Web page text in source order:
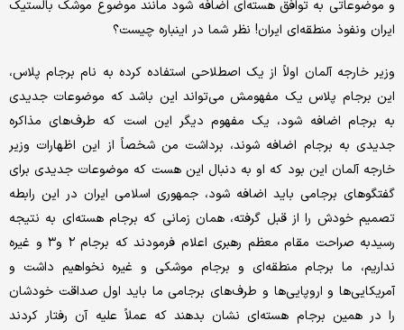
و موضوعاتی به توافق هسته‌ای اضافه شود مانند موضوع موشک بالستیک
ایران ونفوذ منطقه‌ای ایران! نظر شما در اینباره چیست؟
وزیر خارجه آلمان اولاً از یک اصطلاحی استفاده کرده به نام برجام پلاس،
این برجام پلاس یک مفهومش می‌تواند این باشد که موضوعات جدیدی
به برجام اضافه شود، یک مفهوم دیگر این است که طرف‌های مذاکره
جدیدی به برجام اضافه شوند، برداشت من شخصاً از این اظهارات وزیر
خارجه آلمان این بود که او به دنبال این هست که موضوعات جدیدی برای
گفتگوهای برجامی باید اضافه شود، جمهوری اسلامی ایران در این رابطه
تصمیم خودش را از قبل گرفته، همان زمانی که برجام هسته‌ای به نتیجه
رسیدبه صراحت مقام معظم رهبری اعلام فرمودند که برجام ۲ و۳ و غیره
نداریم، ما برجام منطقه‌ای و برجام موشکی و غیره نخواهیم داشت و
آمریکایی‌ها و اروپایی‌ها و طرف‌های برجامی ما باید اول صداقت خودشان
را در همین برجام هسته‌ای نشان بدهند که عملاً علیه آن رفتار کردند